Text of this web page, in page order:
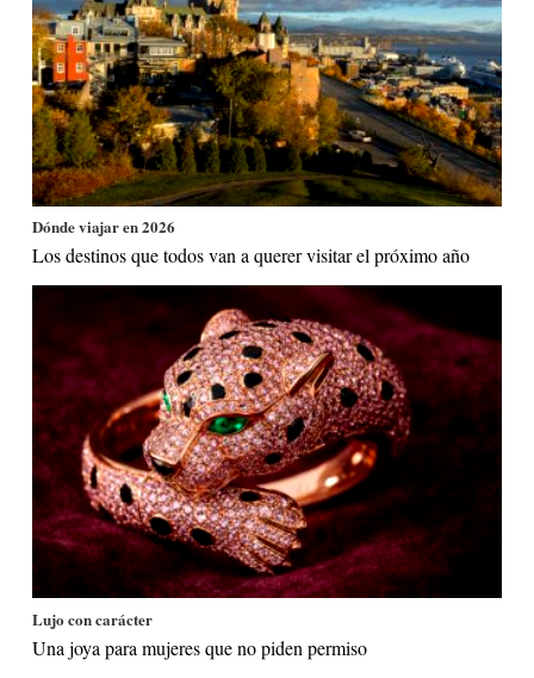
Dónde viajar en 2026
Los destinos que todos van a querer visitar el próximo año
Lujo con carácter
Una joya para mujeres que no piden permiso